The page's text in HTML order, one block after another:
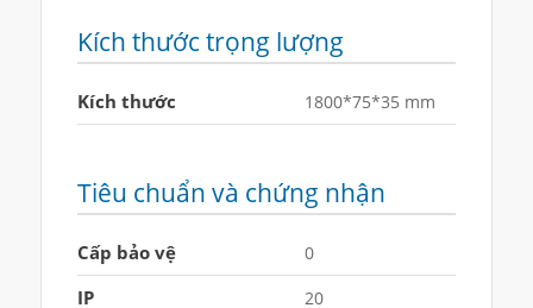
Kích thước trọng lượng
Kích thước 1800*75*35 mm
Tiêu chuẩn và chứng nhận
Cấp bảo vệ 0
IP 20